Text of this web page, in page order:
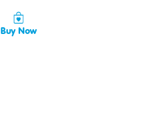
Buy Now